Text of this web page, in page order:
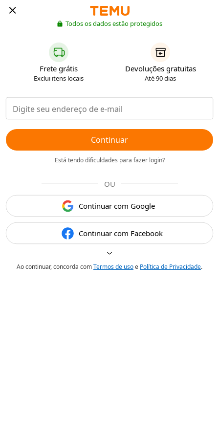
Todos os dados estão protegidos
Frete grátis
Exclui itens locais
Devoluções gratuitas
Até 90 dias
Continuar
Está tendo dificuldades para fazer login?
OU
Continuar com Google
Continuar com Facebook
Ao continuar, concorda comTermos de usoe Política de Privacidade.